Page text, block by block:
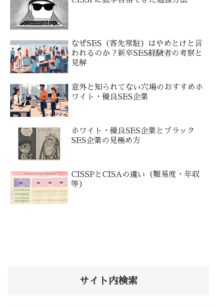
なぜSES（客先常駐）はやめとけと言
われるのか？新卒SES経験者の考察と
見解
意外と知られてない穴場のおすすめホ
ワイト・優良SES企業
ホワイト・優良SES企業とブラック
SES企業の見極め方
CISSPとCISAの違い（難易度・年収
等）
サイト内検索